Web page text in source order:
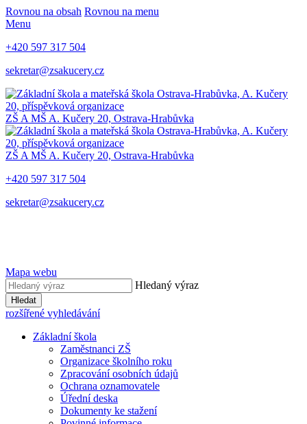
Rovnou na obsah Rovnou na menu
Menu
+420 597 317 504
sekretar@zsakucery.cz
ZŠ A MŠ A. Kučery 20, Ostrava-Hrabůvka
ZŠ A MŠ A. Kučery 20, Ostrava-Hrabůvka
+420 597 317 504
sekretar@zsakucery.cz
Mapa webu
Hledaný výraz
Hledat
rozšířené vyhledávání
Základní škola
Zaměstnanci ZŠ
Organizace školního roku
Zpracování osobních údajů
Ochrana oznamovatele
Úřední deska
Dokumenty ke stažení